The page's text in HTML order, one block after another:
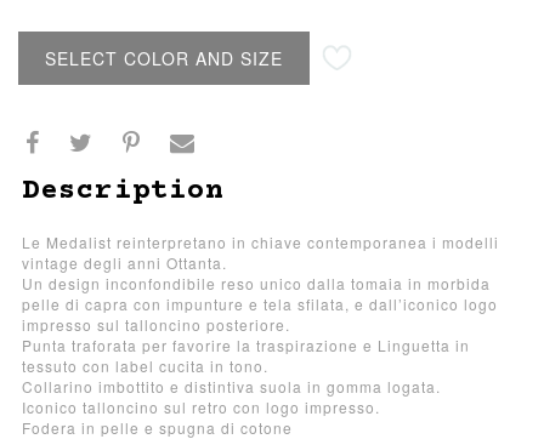
SELECT COLOR AND SIZE
Description
Le Medalist reinterpretano in chiave contemporanea i modelli
vintage degli anni Ottanta.
Un design inconfondibile reso unico dalla tomaia in morbida
pelle di capra con impunture e tela sfilata, e dall’iconico logo
impresso sul talloncino posteriore.
Punta traforata per favorire la traspirazione e Linguetta in
tessuto con label cucita in tono.
Collarino imbottito e distintiva suola in gomma logata.
Iconico talloncino sul retro con logo impresso.
Fodera in pelle e spugna di cotone